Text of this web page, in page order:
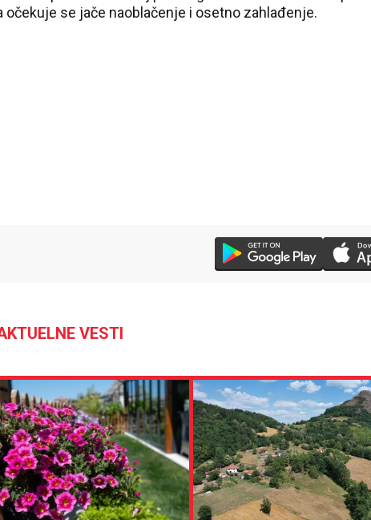
očekuje se jače naoblačenje i osetno zahlađenje.
VESTI